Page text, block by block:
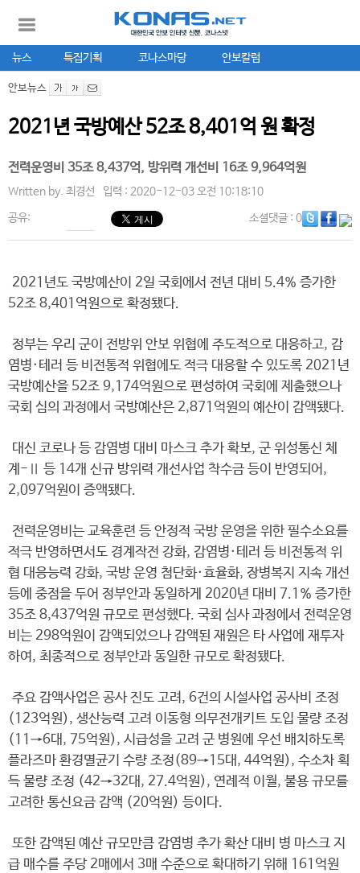
뉴스 특집기획 코나스마당 안보칼럼
안보뉴스
2021년 국방예산 52조 8,401억 원 확정
전력운영비 35조 8,437억, 방위력 개선비 16조 9,964억원
Written by. 최경선 입력 : 2020-12-03 오전 10:18:10
공유: 소셜댓글: 0
2021년도 국방예산이 2일 국회에서 전년 대비 5.4% 증가한
52조 8,401억원으로 확정됐다.
정부는 우리 군이 전방위 안보 위협에 주도적으로 대응하고, 감
염병·테러 등 비전통적 위협에도 적극 대응할 수 있도록 2021년
국방예산을 52조 9,174억원으로 편성하여 국회에 제출했으나
국회 심의 과정에서 국방예산은 2,871억원의 예산이 감액됐다.
대신 코로나 등 감염병 대비 마스크 추가 확보, 군 위성통신 체
계-Ⅱ 등 14개 신규 방위력 개선사업 착수금 등이 반영되어,
2,097억원이 증액됐다.
전력운영비는 교육훈련 등 안정적 국방 운영을 위한 필수소요를
적극 반영하면서도 경계작전 강화, 감염병·테러 등 비전통적 위
협 대응능력 강화, 국방 운영 첨단화·효율화, 장병복지 지속 개선
등에 중점을 두어 정부안과 동일하게 2020년 대비 7.1% 증가한
35조 8,437억원 규모로 편성했다. 국회 심사 과정에서 전력운영
비는 298억원이 감액되었으나 감액된 재원은 타 사업에 재투자
하여, 최종적으로 정부안과 동일한 규모로 확정됐다.
주요 감액사업은 공사 진도 고려, 6건의 시설사업 공사비 조정
(123억원), 생산능력 고려 이동형 의무전개키트 도입 물량 조정
(11→6대, 75억원), 시급성을 고려 군 병원에 우선 배치하도록
플라즈마 환경멸균기 수량 조정(89→15대, 44억원), 수소차 획
득 물량 조정 (42→32대, 27.4억원), 연례적 이월, 불용 규모를
고려한 통신요금 감액 (20억원) 등이다.
또한 감액된 예산 규모만큼 감염병 추가 확산 대비 병 마스크 지
급 매수를 주당 2매에서 3매 수준으로 확대하기 위해 161억원